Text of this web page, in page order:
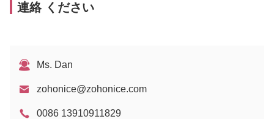
連絡 ください
Ms. Dan
zohonice@zohonice.com
0086 13910911829